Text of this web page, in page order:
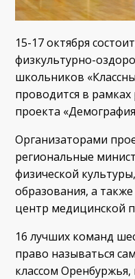
15-17 октября
физкультурно-
школьников
проводится в
проекта
Организаторами
региональные
физической
образования, а
центр медицинской
16 лучших команд
право называться
классом Оренбуржья,